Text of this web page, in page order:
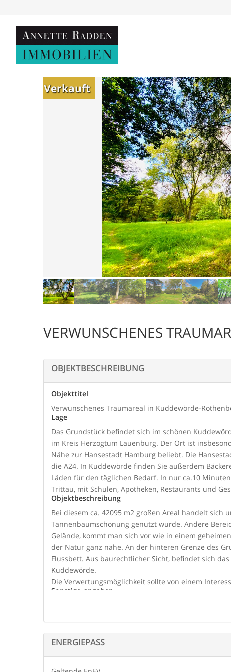
Verkauft
VERWUNSCHENES
OBJEKTBESCHREIBUNG
Objekttitel
Verwunschenes Traumareal in Kuddewörde-
Lage
Das Grundstück befindet sich im schönen
im Kreis Herzogtum Lauenburg. Der Ort ist
Nähe zur Hansestadt Hamburg beliebt. Die
die A24. In Kuddewörde finden Sie außerdem
Läden für den täglichen Bedarf. In nur ca.10
Trittau, mit Schulen, Apotheken, Restaurants und
Objektbeschreibung
Bei diesem ca. 42095 m2 großen Areal handelt sich
Tannenbaumschonung genutzt wurde. Andere
Gelände, kommt man sich vor wie in einem
der Natur ganz nahe. An der hinteren Grenze des
Flussbett. Aus baurechtlicher Sicht, befindet sich
Kuddewörde.
Die Verwertungsmöglichkeit sollte von einem
Sonstige_angaben
GELDWÄSCHE: Als Immobilienmakler ist Annette
relevanten Daten Ihres Personalausweises
ENERGIEPASS